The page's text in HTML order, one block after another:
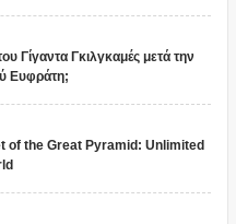
Γίγαντα Γκιλγκαμές μετά την
Ευφράτη;
of the Great Pyramid: Unlimited